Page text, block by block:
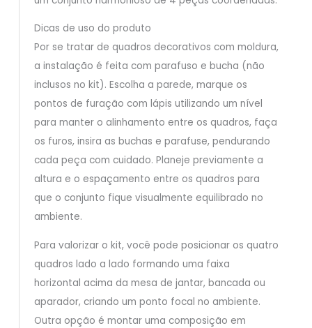
Dicas de uso do produto
Por se tratar de quadros decorativos com moldura,
a instalação é feita com parafuso e bucha (não
inclusos no kit). Escolha a parede, marque os
pontos de furação com lápis utilizando um nível
para manter o alinhamento entre os quadros, faça
os furos, insira as buchas e parafuse, pendurando
cada peça com cuidado. Planeje previamente a
altura e o espaçamento entre os quadros para
que o conjunto fique visualmente equilibrado no
ambiente.
Para valorizar o kit, você pode posicionar os quatro
quadros lado a lado formando uma faixa
horizontal acima da mesa de jantar, bancada ou
aparador, criando um ponto focal no ambiente.
Outra opção é montar uma composição em